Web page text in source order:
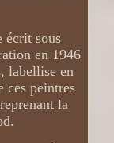
écrit sous
en 1946
labellise en
ces peintres
la